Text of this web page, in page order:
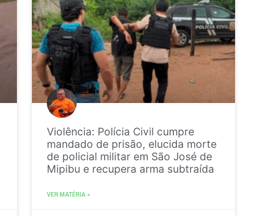
Violência: Polícia Civil cumpre
mandado de prisão, elucida morte
de policial militar em São José de
Mipibu e recupera arma subtraída
VER MATÉRIA »